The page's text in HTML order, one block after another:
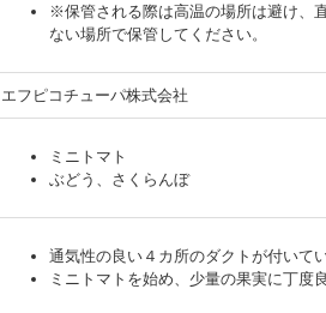
※保管される際は高温の場所は避け、
ない場所で保管してください。
エフピコチューパ株式会社
ミニトマト
ぶどう、さくらんぼ
通気性の良い４カ所のダクトが付いてい
ミニトマトを始め、少量の果実に丁度